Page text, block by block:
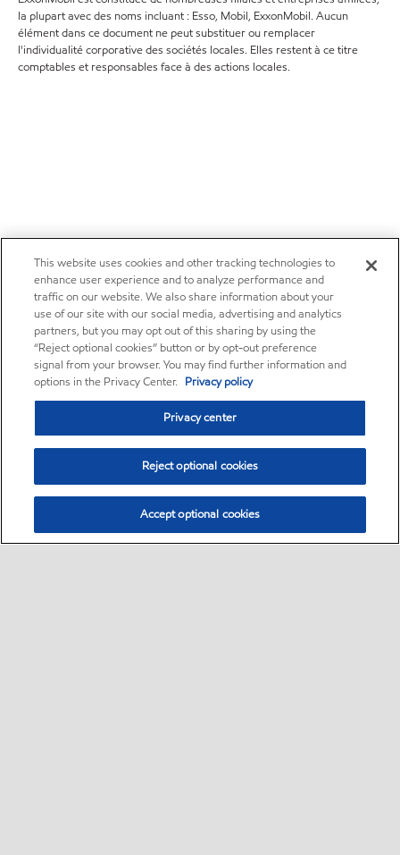
la plupart avec des noms incluant : Esso, Mobil, ExxonMobil. Aucun
élément dans ce document ne peut substituer ou remplacer
l'individualité corporative des sociétés locales. Elles restent à ce titre
comptables et responsables face à des actions locales.
This website uses cookies and other tracking technologies to
enhance user experience and to analyze performance and
traffic on our website. We also share information about your
use of our site with our social media, advertising and analytics
partners, but you may opt out of this sharing by using the
“Reject optional cookies” button or by opt-out preference
signal from your browser. You may find further information and
options in the Privacy Center. Privacy policy
Privacy center
Reject optional cookies
Accept optional cookies